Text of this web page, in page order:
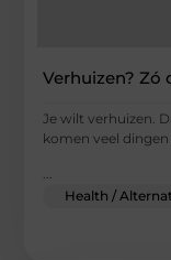
Verhuizen? Zó
Je wilt verhuizen.
komen veel dingen
...
Health /